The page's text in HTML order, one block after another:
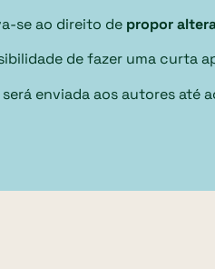
se ao direito de propor
de fazer uma curta
enviada aos autores até